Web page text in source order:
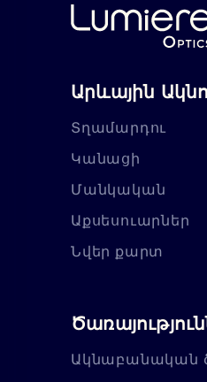
Արևային
Տղամարդու
Կանացի
Մանկական
Աքսեսուարներ
Նվեր քարտ
Ակնաբանական